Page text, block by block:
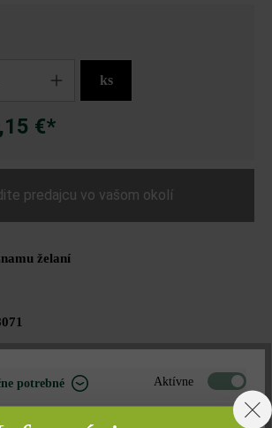
ks
€*
predajcu vo vašom okolí
želaní
Opis produktu
potrebné Aktívne